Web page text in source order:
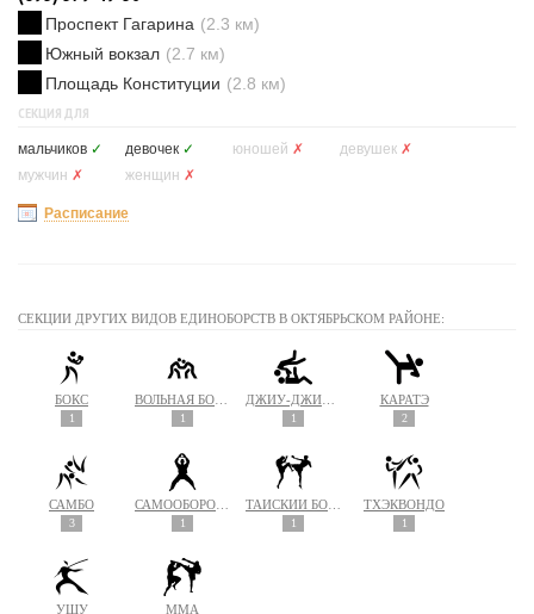
Проспект Гагарина (2.3 км)
Южный вокзал (2.7 км)
Площадь Конституции (2.8 км)
СЕКЦИЯ ДЛЯ
мальчиков ✓ девочек ✓ юношей ✗ девушек ✗
мужчин ✗ женщин ✗
Расписание
СЕКЦИИ ДРУГИХ ВИДОВ ЕДИНОБОРСТВ В ОКТЯБРЬСКОМ РАЙОНЕ:
БОКС
1 1 1
КАРАТЭ
2
САМБО
3 1 1
ТХЭКВОНДО
1
УШУ MMA